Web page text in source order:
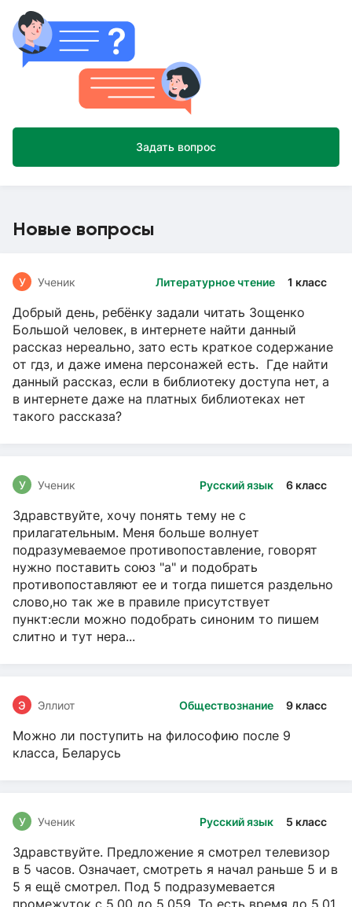
Задать вопрос
Новые вопросы
Литературное чтение 1 класс
У Ученик
Добрый день, ребёнку задали читать Зощенко
Большой человек, в интернете найти данный
рассказ нереально, зато есть краткое содержание
от гдз, и даже имена персонажей есть. Где найти
данный рассказ, если в библиотеку доступа нет, а
в интернете даже на платных библиотеках нет
такого рассказа?
Русский язык 6 класс
У Ученик
Здравствуйте, хочу понять тему не с
прилагательным. Меня больше волнует
подразумеваемое противопоставление, говорят
нужно поставить союз "а" и подобрать
противопоставляют ее и тогда пишется раздельно
слово,но так же в правиле присутствует
пункт:если можно подобрать синоним то пишем
слитно и тут нера...
Обществознание 9 класс
Э Эллиот
Можно ли поступить на философию после 9
класса, Беларусь
Русский язык 5 класс
У Ученик
Здравствуйте. Предложение я смотрел телевизор
в 5 часов. Означает, смотреть я начал раньше 5 и в
5 я ещё смотрел. Под 5 подразумевается
промежуток с 5.00 до 5.059. То есть время до 5.01.